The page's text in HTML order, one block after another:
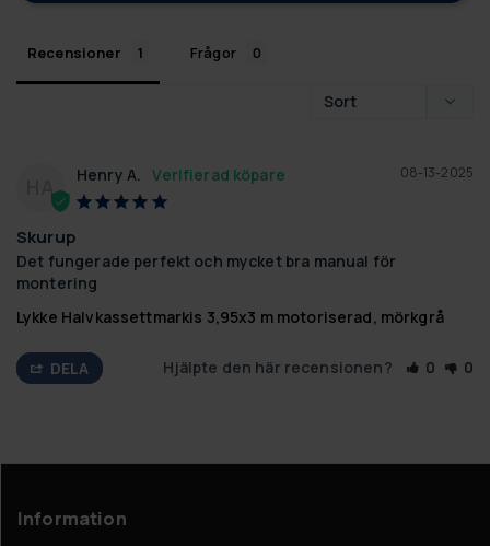
Recensioner Frågor
HA
08-13-2025
Henry A.
Skurup
Det fungerade perfekt och mycket bra manual för
montering
Lykke Halvkassettmarkis 3,95x3 m motoriserad, mörkgrå
DELA Hjälpte den här recensionen? 0 0
Information